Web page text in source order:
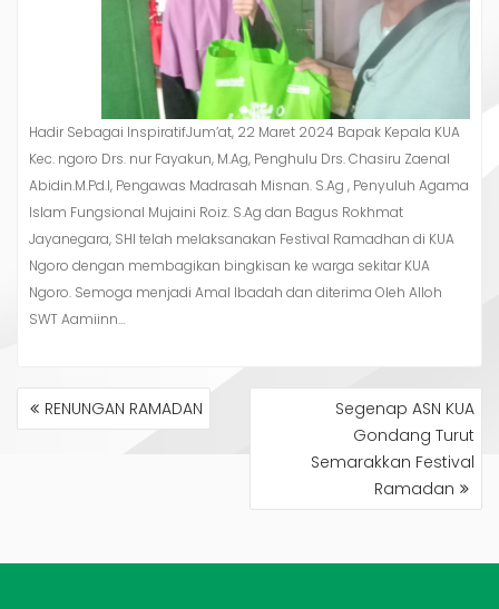
Hadir Sebagai InspiratifJum’at, 22 Maret 2024 Bapak Kepala KUA
Kec. ngoro Drs. nur Fayakun, M.Ag, Penghulu Drs. Chasiru Zaenal
Abidin.M.Pd.I, Pengawas Madrasah Misnan. S.Ag , Penyuluh Agama
Islam Fungsional Mujaini Roiz. S.Ag dan Bagus Rokhmat
Jayanegara, SHI telah melaksanakan Festival Ramadhan di KUA
Ngoro dengan membagikan bingkisan ke warga sekitar KUA
Ngoro. Semoga menjadi Amal Ibadah dan diterima Oleh Alloh
SWT Aamiinn…
NAVIGASI
POSRENUNGAN RAMADAN
Segenap ASN KUA
Gondang Turut
Semarakkan Festival
Ramadan